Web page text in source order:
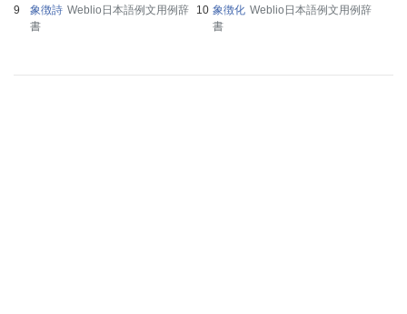
象徴詩 Weblio日本語例文用例辞
書
象徴化 Weblio日本語例文用例辞
書